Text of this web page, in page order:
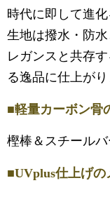
時代に即して進
生地は撥水・防
レガンスと共存
る逸品に仕上がり
■軽量カーボン骨
樫棒＆スチールバ
■UVplus仕上げの